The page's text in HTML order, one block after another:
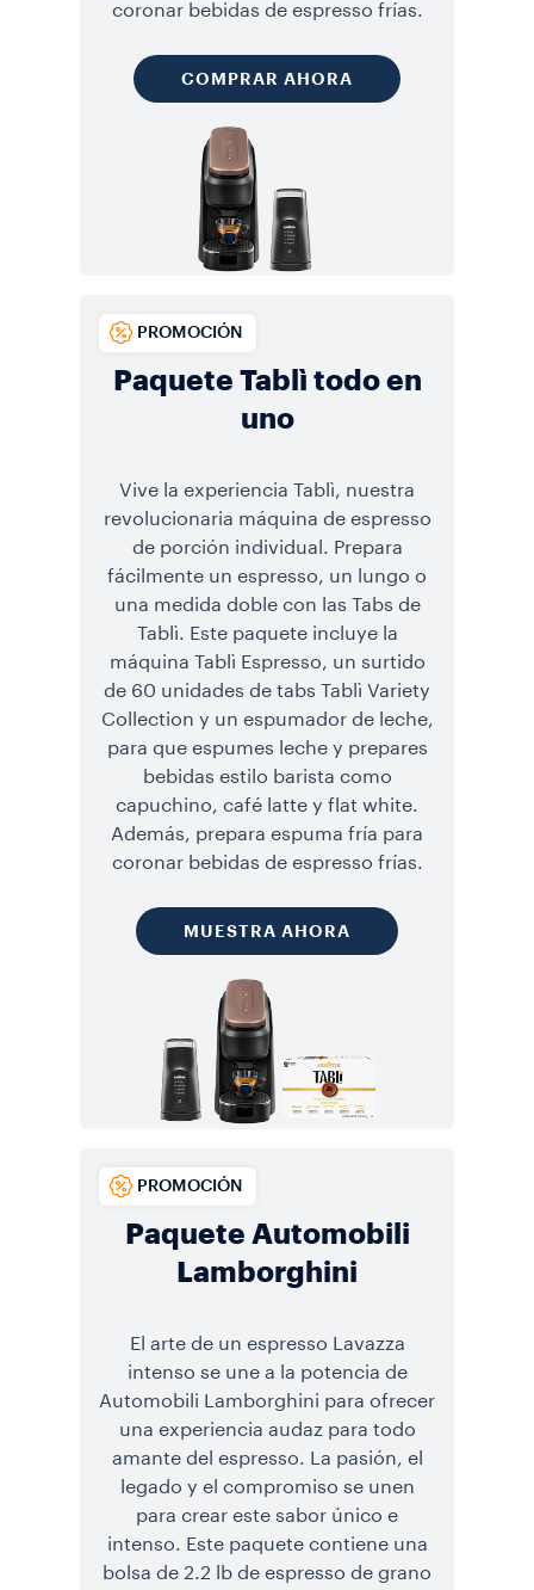
coronar bebidas de espresso frías.
COMPRAR AHORA
Paquete Tablì todo en
uno
PROMOCIÓN
Vive la experiencia Tablì, nuestra
revolucionaria máquina de espresso
de porción individual. Prepara
fácilmente un espresso, un lungo o
una medida doble con las Tabs de
Tablì. Este paquete incluye la
máquina Tablì Espresso, un surtido
de 60 unidades de tabs Tablì Variety
Collection y un espumador de leche,
para que espumes leche y prepares
bebidas estilo barista como
capuchino, café latte y flat white.
Además, prepara espuma fría para
coronar bebidas de espresso frías.
MUESTRA AHORA
Paquete Automobili
Lamborghini
PROMOCIÓN
El arte de un espresso Lavazza
intenso se une a la potencia de
Automobili Lamborghini para ofrecer
una experiencia audaz para todo
amante del espresso. La pasión, el
legado y el compromiso se unen
para crear este sabor único e
intenso. Este paquete contiene una
bolsa de 2.2 lb de espresso de grano